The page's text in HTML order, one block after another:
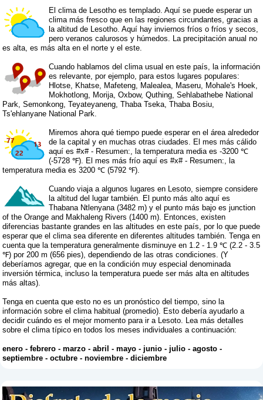
El clima de Lesotho es templado. Aquí se puede esperar un
clima más fresco que en las regiones circundantes, gracias a
la altitud de Lesotho. Aquí hay inviernos fríos o fríos y secos,
pero veranos calurosos y húmedos. La precipitación anual no
es alta, es más alta en el norte y el este.
Cuando hablamos del clima usual en este país, la información
es relevante, por ejemplo, para estos lugares populares:
Hlotse, Khatse, Mafeteng, Malealea, Maseru, Mohale's Hoek,
Mokhotlong, Morija, Oxbow, Quthing, Sehlabathebe National
Park, Semonkong, Teyateyaneng, Thaba Tseka, Thaba Bosiu,
Ts'ehlanyane National Park.
Miremos ahora qué tiempo puede esperar en el área alrededor
de la capital y en muchas otras ciudades. El mes más cálido
aquí es #x# - Resumen:, la temperatura media es -3200 ℃
(-5728 ℉). El mes más frío aquí es #x# - Resumen:, la
temperatura media es 3200 ℃ (5792 ℉).
Cuando viaja a algunos lugares en Lesoto, siempre considere
la altitud del lugar también. El punto más alto aquí es
Thabana Ntlenyana (3482 m) y el punto más bajo es junction
of the Orange and Makhaleng Rivers (1400 m). Entonces, existen
diferencias bastante grandes en las altitudes en este país, por lo que puede
esperar que el clima sea diferente en diferentes altitudes también. Tenga en
cuenta que la temperatura generalmente disminuye en 1.2 - 1.9 ℃ (2.2 - 3.5
℉) por 200 m (656 pies), dependiendo de las otras condiciones. (Y
deberíamos agregar, que en la condición muy especial denominada
inversión térmica, incluso la temperatura puede ser más alta en altitudes
más altas).
Tenga en cuenta que esto no es un pronóstico del tiempo, sino la
información sobre el clima habitual (promedio). Esto debería ayudarlo a
decidir cuándo es el mejor momento para ir a Lesoto. Lea más detalles
sobre el clima típico en todos los meses individuales a continuación:
enero -febrero -marzo -abril -mayo - junio - julio -agosto -
septiembre -octubre -noviembre -diciembre